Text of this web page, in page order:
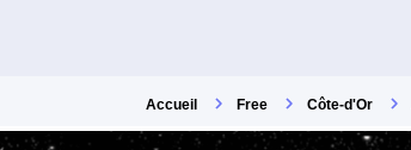
Accueil Free Côte-d'Or